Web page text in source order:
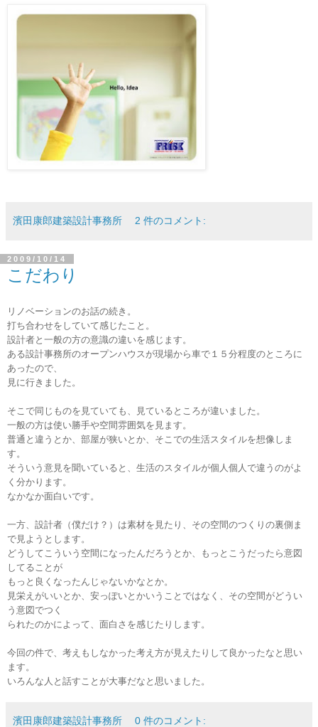
濱田康郎建築設計事務所 2 件のコメント:
2009/10/14
こだわり
リノベーションのお話の続き。
打ち合わせをしていて感じたこと。
設計者と一般の方の意識の違いを感じます。
ある設計事務所のオープンハウスが現場から車で１５分程度のところに
あったので、
見に行きました。
そこで同じものを見ていても、見ているところが違いました。
一般の方は使い勝手や空間雰囲気を見ます。
普通と違うとか、部屋が狭いとか、そこでの生活スタイルを想像しま
す。
そういう意見を聞いていると、生活のスタイルが個人個人で違うのがよ
く分かります。
なかなか面白いです。
一方、設計者（僕だけ？）は素材を見たり、その空間のつくりの裏側ま
で見ようとします。
どうしてこういう空間になったんだろうとか、もっとこうだったら意図
してることが
もっと良くなったんじゃないかなとか。
見栄えがいいとか、安っぽいとかいうことではなく、その空間がどうい
う意図でつく
られたのかによって、面白さを感じたりします。
今回の件で、考えもしなかった考え方が見えたりして良かったなと思い
ます。
いろんな人と話すことが大事だなと思いました。
濱田康郎建築設計事務所 0 件のコメント: